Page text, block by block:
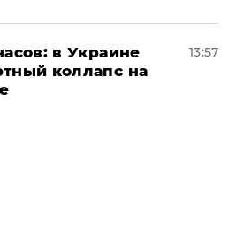
в Украине
коллапс на
13:57